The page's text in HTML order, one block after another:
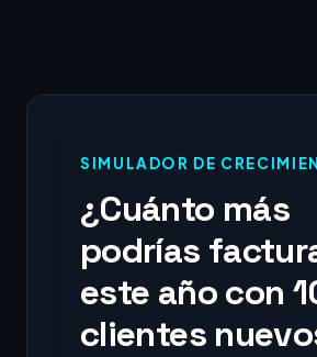
SIMULADOR DE
¿Cuánto más
podrías
este año con
clientes